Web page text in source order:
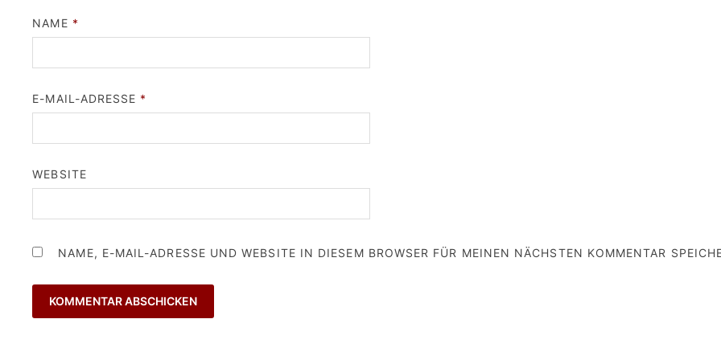
NAME *
E-MAIL-ADRESSE *
WEBSITE
NAME, E-MAIL-ADRESSE UND WEBSITE IN DIESEM BROWSER FÜR MEINEN NÄCHSTEN KOMMENTAR